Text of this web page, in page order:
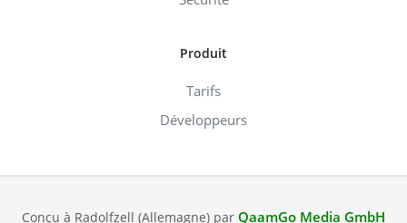
Produit
Tarifs
Développeurs
Conçu à Radolfzell (Allemagne) par QaamGo Media GmbH